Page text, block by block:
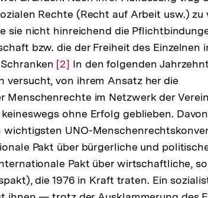
Rechte (Recht auf Arbeit usw.) zu
sie nicht hinreichend die
bzw. die der Freiheit des Einzelnen
Zur
Auflösung
der
Fußnote
[2] In den folgenden
versucht, von ihrem Ansatz her die
Menschenrechte im Netzwerk der
ohne Erfolg geblieben.
UNO-
Pakt über bürgerliche und
Pakt über wirtschaftliche,
die 1976 in Kraft traten. Ein